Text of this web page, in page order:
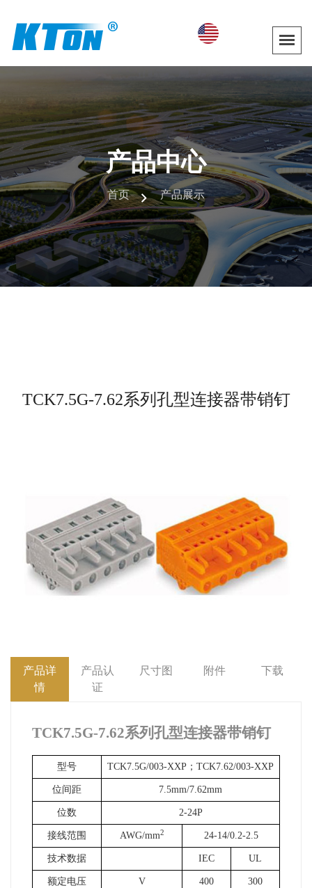
产品中心
首页 产品展示
TCK7.5G-7.62系列孔型连接器带销钉
产品详
情
产品认
证
尺寸图 附件 下载
TCK7.5G-7.62系列孔型连接器带销钉
型号 TCK7.5G/003-XXP ；TCK7.62/003-XXP
位间距 7.5mm/7.62mm
位数 2-24P
接线范围 AWG/mm2 24-14/0.2-2.5
技术数据 IEC UL
额定电压 V 400 300